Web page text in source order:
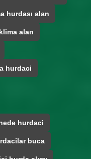
hurdası alan
alan
hurdaci
hurdaci
buca